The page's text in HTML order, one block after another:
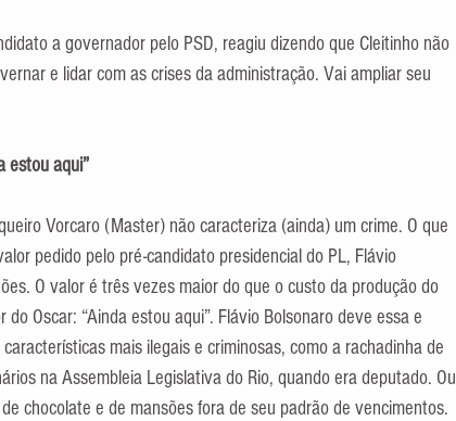
a governador pelo PSD, reagiu dizendo que Cleitinho não
e lidar com as crises da administração. Vai ampliar seu
estou aqui”
Vorcaro (Master) não caracteriza (ainda) um crime. O que
pedido pelo pré-candidato presidencial do PL, Flávio
O valor é três vezes maior do que o custo da produção do
Oscar: “Ainda estou aqui”. Flávio Bolsonaro deve essa e
mais ilegais e criminosas, como a rachadinha de
na Assembleia Legislativa do Rio, quando era deputado. Ou
chocolate e de mansões fora de seu padrão de vencimentos.